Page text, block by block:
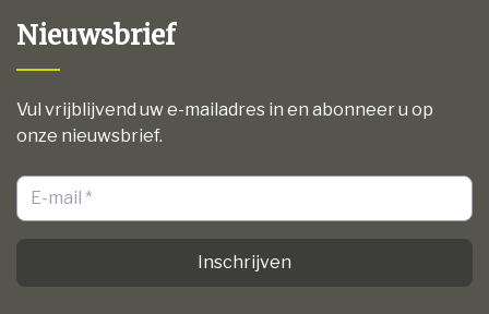
Nieuwsbrief
Vul vrijblijvend uw e-mailadres in en abonneer u op
onze nieuwsbrief.
Inschrijven